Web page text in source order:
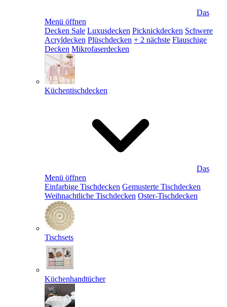
Das
Menü öffnen
Decken Sale Luxusdecken Picknickdecken Schwere
Acryldecken Plüschdecken + 2 nächste Flauschige
Decken Mikrofaserdecken
Küchentischdecken
Das
Menü öffnen
Einfarbige Tischdecken Gemusterte Tischdecken
Weihnachtliche Tischdecken Oster-Tischdecken
Tischsets
Küchenhandtücher